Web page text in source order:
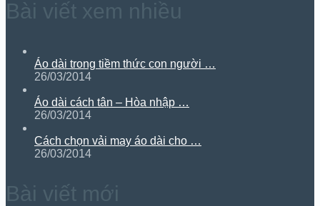
Bài viết xem nhiều
Áo dài trong tiềm thức con người …
26/03/2014
Áo dài cách tân – Hòa nhập …
26/03/2014
Cách chọn vải may áo dài cho …
26/03/2014
Bài viết mới